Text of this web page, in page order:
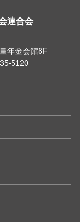
連合会
年金会館8F
5120